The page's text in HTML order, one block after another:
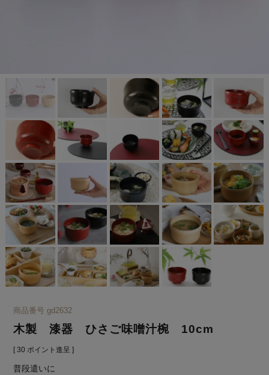
商品番号 gd2632
木製 漆器 ひさご味噌汁椀 10cm
[ 30 ポイント進呈 ]
普段遣いに